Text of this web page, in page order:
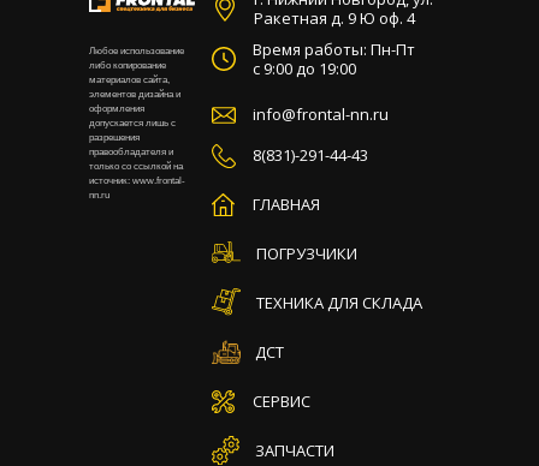
Ракетная д. 9 Ю оф. 4
Время работы: Пн-Пт
с 9:00 до 19:00
info@frontal-nn.ru
8(831)-291-44-43
ГЛАВНАЯ
ПОГРУЗЧИКИ
ТЕХНИКА ДЛЯ СКЛАДА
СЕРВИС
ЗАПЧАСТИ
ДСТ
Любое использование
либо копирование
материалов сайта,
элементов дизайна и
оформления
допускается лишь с
разрешения
правообладателя и
только со ссылкой на
источник: www.frontal-
nn.ru